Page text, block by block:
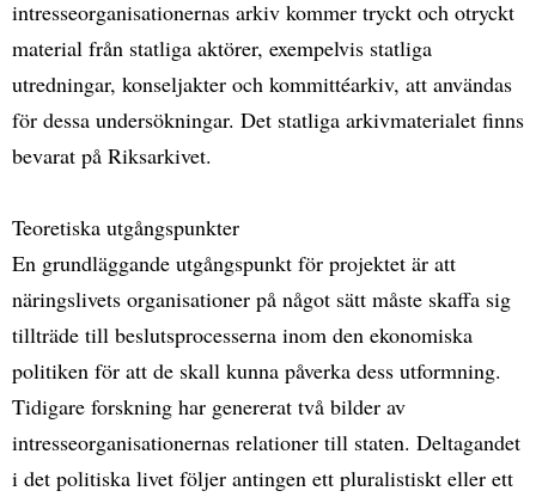
intresseorganisationernas arkiv kommer tryckt och otryckt
material från statliga aktörer, exempelvis statliga
utredningar, konseljakter och kommittéarkiv, att användas
för dessa undersökningar. Det statliga arkivmaterialet finns
bevarat på Riksarkivet.
Teoretiska utgångspunkter
En grundläggande utgångspunkt för projektet är att
näringslivets organisationer på något sätt måste skaffa sig
tillträde till beslutsprocesserna inom den ekonomiska
politiken för att de skall kunna påverka dess utformning.
Tidigare forskning har genererat två bilder av
intresseorganisationernas relationer till staten. Deltagandet
i det politiska livet följer antingen ett pluralistiskt eller ett